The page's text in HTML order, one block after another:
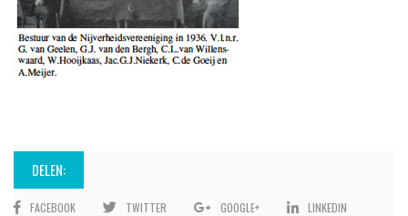
DELEN:
FACEBOOK TWITTER GOOGLE+ LINKEDIN